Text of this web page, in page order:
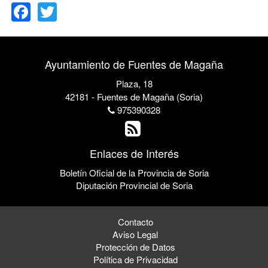
Ayuntamiento de Fuentes de Magaña
Plaza, 18
42181 - Fuentes de Magaña (Soria)
975390328
Enlaces de Interés
Boletín Oficial de la Provincia de Soria
Diputación Provincial de Soria
Contacto
Aviso Legal
Protección de Datos
Política de Privacidad